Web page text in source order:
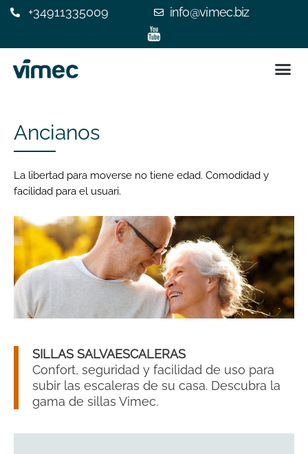
+34911335009 info@vimec.biz
Ancianos
La libertad para moverse no tiene edad. Comodidad y
facilidad para el usuari.
SILLAS SALVAESCALERAS
Confort, seguridad y facilidad de uso para
subir las escaleras de su casa. Descubra la
gama de sillas Vimec.